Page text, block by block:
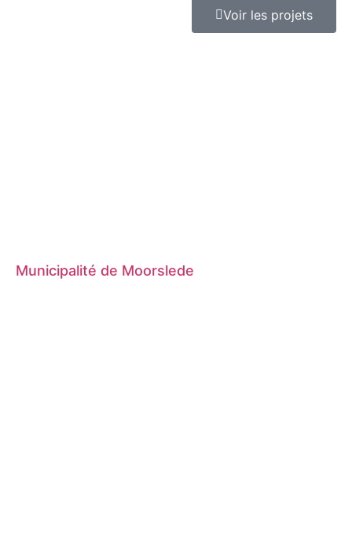
Voir les projets
Municipalité de Moorslede